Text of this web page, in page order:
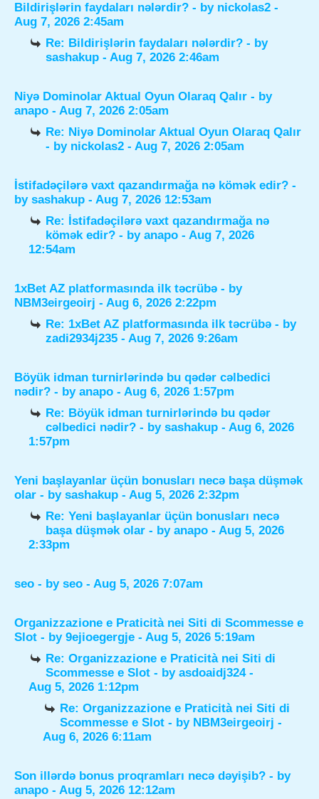
Bildirişlərin faydaları nələrdir? - by nickolas2 -
Aug 7, 2026 2:45am
Re: Bildirişlərin faydaları nələrdir? - by
sashakup - Aug 7, 2026 2:46am
Niyə Dominolar Aktual Oyun Olaraq Qalır - by
anapo - Aug 7, 2026 2:05am
Re: Niyə Dominolar Aktual Oyun Olaraq Qalır
- by nickolas2 - Aug 7, 2026 2:05am
İstifadəçilərə vaxt qazandırmağa nə kömək edir? -
by sashakup - Aug 7, 2026 12:53am
Re: İstifadəçilərə vaxt qazandırmağa nə
kömək edir? - byanapo - Aug 7, 2026
12:54am
1xBet AZ platformasında ilk təcrübə - by
NBM3eirgeoirj - Aug 6, 2026 2:22pm
Re: 1xBet AZ platformasında ilk təcrübə - by
zadi2934j235 - Aug 7, 2026 9:26am
Böyük idman turnirlərində bu qədər cəlbedici
nədir? - by anapo - Aug 6, 2026 1:57pm
Re: Böyük idman turnirlərində bu qədər
cəlbedici nədir? - bysashakup - Aug 6, 2026
1:57pm
Yeni başlayanlar üçün bonusları necə başa düşmək
olar - by sashakup - Aug 5, 2026 2:32pm
Re: Yeni başlayanlar üçün bonusları necə
başa düşmək olar - byanapo - Aug 5, 2026
2:33pm
seo - by seo - Aug 5, 2026 7:07am
Organizzazione e Praticità nei Siti di Scommesse e
Slot - by 9ejioegergje - Aug 5, 2026 5:19am
Re: Organizzazione e Praticità nei Siti di
Scommesse e Slot - byasdoaidj324-
Aug 5, 2026 1:12pm
Re: Organizzazione e Praticità nei Siti di
Scommesse e Slot - by NBM3eirgeoirj -
Aug 6, 2026 6:11am
Son illərdə bonus proqramları necə dəyişib? - by
anapo - Aug 5, 2026 12:12am